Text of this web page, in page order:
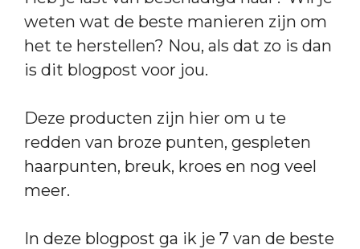
weten wat de beste manieren zijn om
het te herstellen? Nou, als dat zo is dan
is dit blogpost voor jou.
Deze producten zijn hier om u te
redden van broze punten, gespleten
haarpunten, breuk, kroes en nog veel
meer.
In deze blogpost ga ik je 7 van de beste